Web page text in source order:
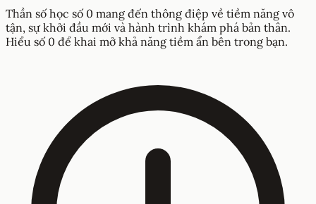
Thần số học số 0 mang đến thông điệp về tiềm năng vô
tận, sự khởi đầu mới và hành trình khám phá bản thân.
Hiểu số 0 để khai mở khả năng tiềm ẩn bên trong bạn.